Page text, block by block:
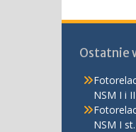
Ostatnie
NSM I i
NSM I